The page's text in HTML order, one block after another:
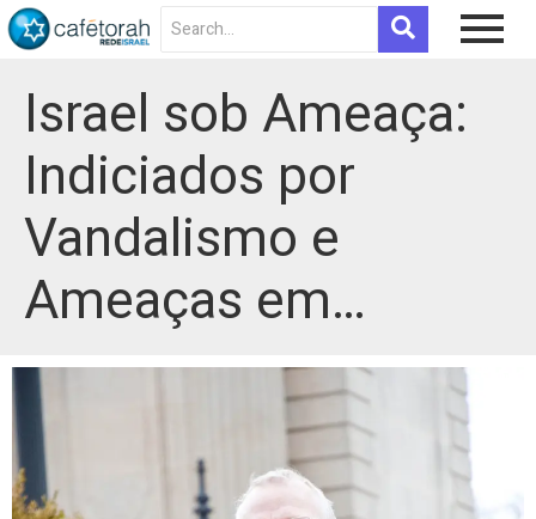
Israel sob Ameaça:
Indiciados por
Vandalismo e
Ameaças em…